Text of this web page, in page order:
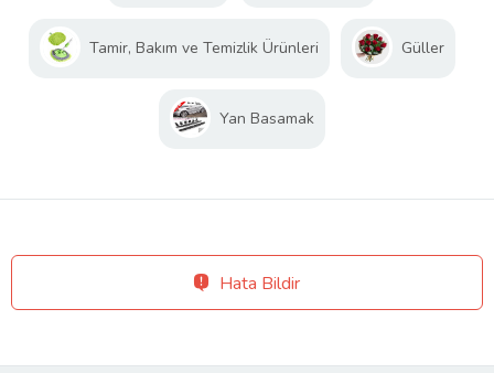
Tamir, Bakım ve Temizlik Ürünleri Güller
Yan Basamak
Hata Bildir